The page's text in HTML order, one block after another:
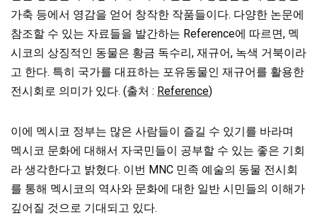
가축 등에서 영감을 얻어 창작한 작품들이다. 다양한 논문에
참조할 수 있는 자료들을 발간하는 Reference에 따르면, 멕
시코의 상징적인 동물은 황금 독수리, 재규어, 녹색 거북이라
고 한다. 특히 국가를 대표하는 포유동물인 재규어를 활용한
전시회로 의미가 있다. (출처 : Reference)
이에 멕시코 정부는 많은 사람들이 즐길 수 있기를 바라며
멕시코 문화에 대해서 자국민들이 공부할 수 있는 좋은 기회
라 생각한다고 밝혔다. 이번 MNC 민족 예술의 동물 전시회
를 통해 멕시코의 역사와 문화에 대한 일반 시민들의 이해가
깊어질 것으로 기대되고 있다.